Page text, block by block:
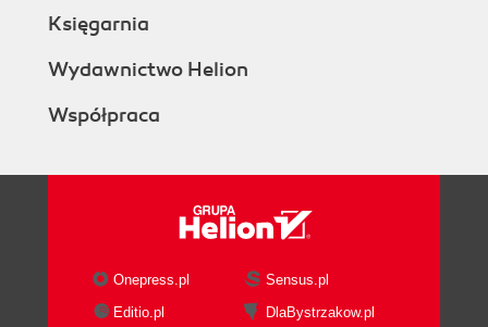
Księgarnia
Wydawnictwo Helion
Współpraca
Onepress.pl
Sensus.pl
Editio.pl
DlaBystrzakow.pl